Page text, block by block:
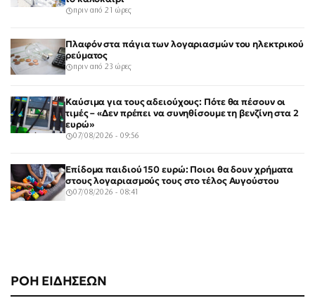
ΡΟΗ ΕΙΔΗΣΕΩΝ
πριν από 21 ώρες
Πλαφόν στα πάγια των λογαριασμών του ηλεκτρικού
ρεύματος
πριν από 23 ώρες
Καύσιμα για τους αδειούχους: Πότε θα πέσουν οι
τιμές – «Δεν πρέπει να συνηθίσουμε τη βενζίνη στα 2
ευρώ»
07/08/2026 - 09:56
Επίδομα παιδιού 150 ευρώ: Ποιοι θα δουν χρήματα
στους λογαριασμούς τους στο τέλος Αυγούστου
07/08/2026 - 08:41